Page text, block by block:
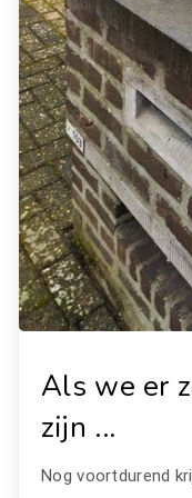
Als we er
zijn ...
Nog voortdurend